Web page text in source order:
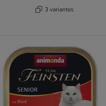
3 variantes